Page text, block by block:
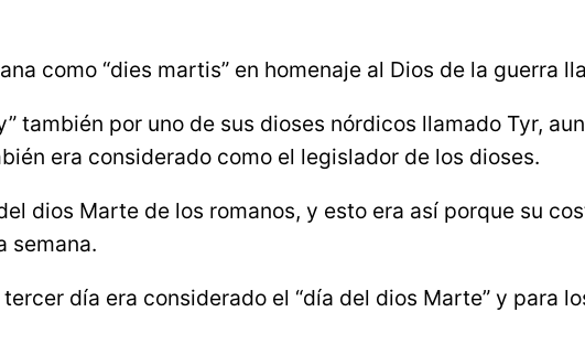
como “dies martis” en homenaje al Dios de la guerra
también por uno de sus dioses nórdicos llamado Tyr,
era considerado como el legislador de los dioses.
dios Marte de los romanos, y esto era así porque su
semana.
día era considerado el “día del dios Marte” y para